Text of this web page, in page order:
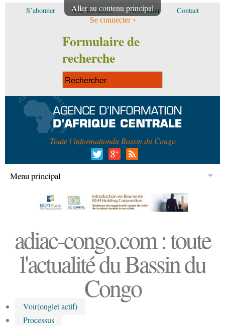
Aller au contenu principal
S’abonner Voir les offres Newsletter Contact
Se connecter
Formulaire de
recherche
Toute l’informationdu Bassin du Congo
Menu principal
adiac-congo.com : toute
l'actualité du Bassin du
Congo
Voir(onglet actif)
Processus